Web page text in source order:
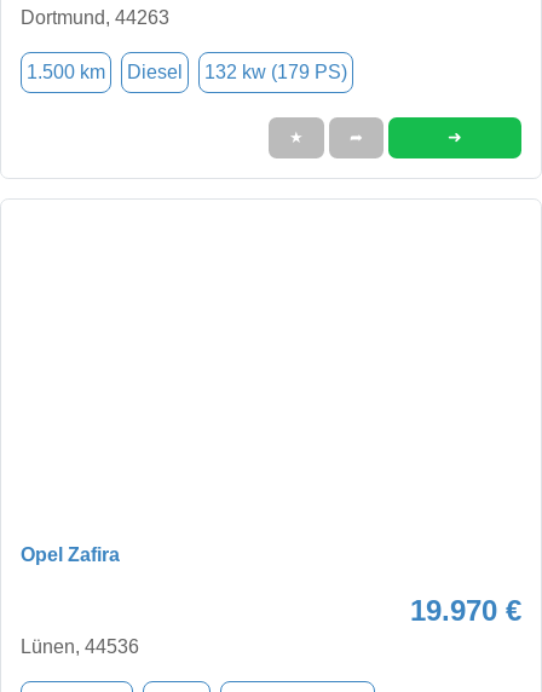
Dortmund, 44263
1.500 km Diesel 132 kw (179 PS)
★ ➦ ➜
Opel Zafira
19.970 €
Lünen, 44536